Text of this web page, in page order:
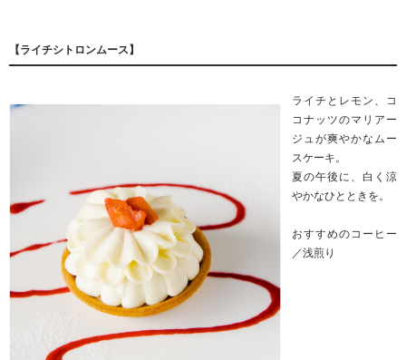
【ライチシトロンムース】
ライチとレモン、コ
コナッツのマリアー
ジュが爽やかなムー
スケーキ。
夏の午後に、白く涼
やかなひとときを。
おすすめのコーヒー
／浅煎り